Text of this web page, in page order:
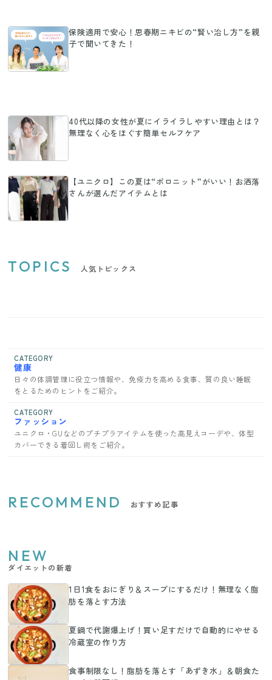
保険適用で安心！思春期ニキビの“賢い治し方”を親
子で聞いてきた！
40代以降の女性が夏にイライラしやすい理由とは？
無理なく心をほぐす簡単セルフケア
【ユニクロ】この夏は“ポロニット”がいい！お洒落
さんが選んだアイテムとは
TOPICS 人気トピックス
CATEGORY
健康
日々の体調管理に役立つ情報や、免疫力を高める食事、質の良い睡眠
をとるためのヒントをご紹介。
CATEGORY
ファッション
ユニクロ・GUなどのプチプラアイテムを使った高見えコーデや、体型
カバーできる着回し術をご紹介。
RECOMMEND おすすめ記事
NEW
ダイエットの新着
1日1食をおにぎり＆スープにするだけ！無理なく脂
肪を落とす方法
夏鍋で代謝爆上げ！買い足すだけで自動的にやせる
冷蔵室の作り方
食事制限なし！脂肪を落とす「あずき水」＆朝食た